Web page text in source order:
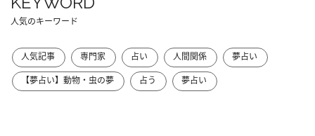
人気のキーワード
人気記事 専門家 占い 人間関係
夢占い
【夢占い】動物・虫の夢
占う 夢占い